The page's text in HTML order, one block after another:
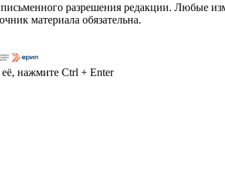
разрешения редакции. Любые
материала обязательна.
нажмите Ctrl + Enter